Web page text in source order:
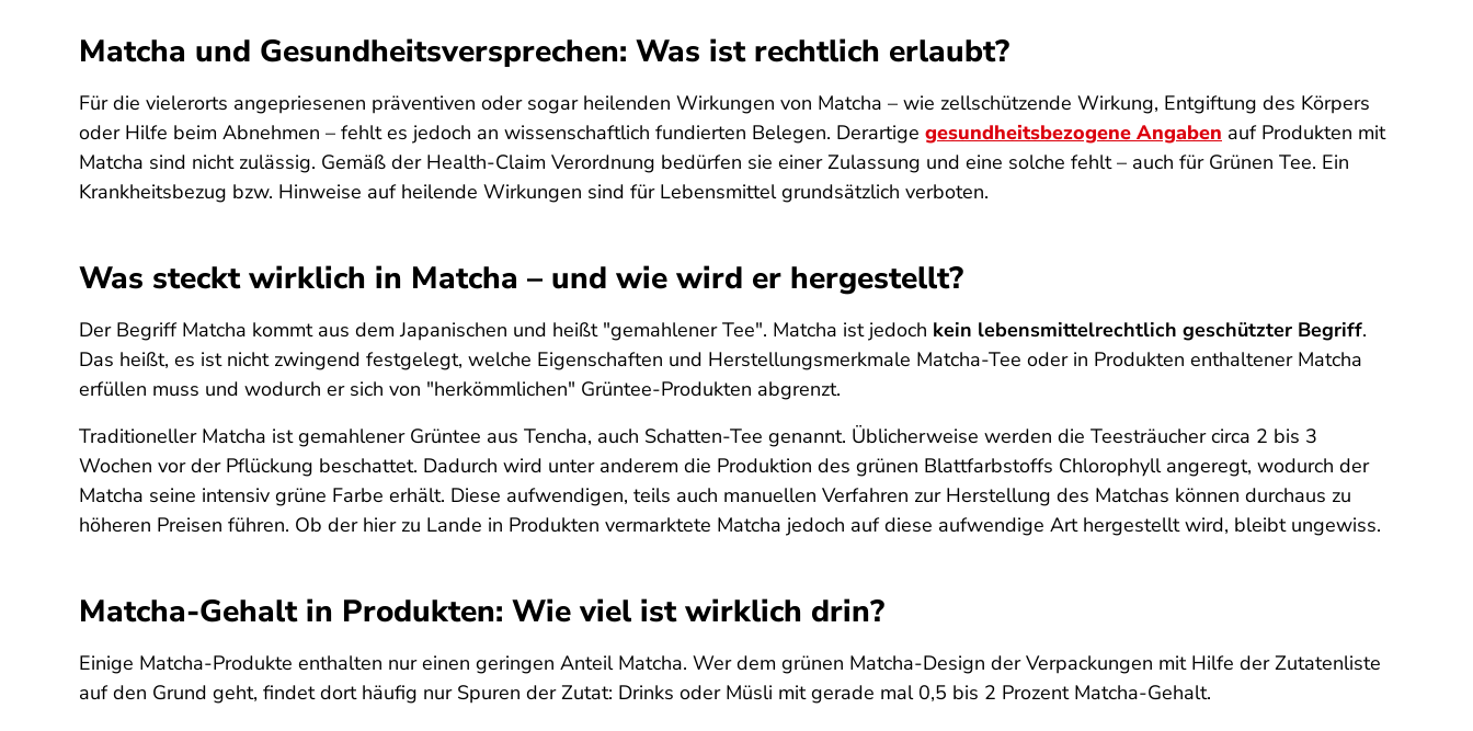
Matcha und Gesundheitsversprechen: Was ist rechtlich erlaubt?
Für die vielerorts angepriesenen präventiven oder sogar heilenden Wirkungen von Matcha – wie zellschützende Wirkung, Entgiftung des Körpers
oder Hilfe beim Abnehmen – fehlt es jedoch an wissenschaftlich fundierten Belegen. Derartige gesundheitsbezogene Angaben auf Produkten mit
Matcha sind nicht zulässig. Gemäß der Health-Claim Verordnung bedürfen sie einer Zulassung und eine solche fehlt – auch für Grünen Tee. Ein
Krankheitsbezug bzw. Hinweise auf heilende Wirkungen sind für Lebensmittel grundsätzlich verboten.
Was steckt wirklich in Matcha – und wie wird er hergestellt?
Der Begriff Matcha kommt aus dem Japanischen und heißt "gemahlener Tee". Matcha ist jedoch kein lebensmittelrechtlich geschützter Begriff.
Das heißt, es ist nicht zwingend festgelegt, welche Eigenschaften und Herstellungsmerkmale Matcha-Tee oder in Produkten enthaltener Matcha
erfüllen muss und wodurch er sich von "herkömmlichen" Grüntee-Produkten abgrenzt.
Traditioneller Matcha ist gemahlener Grüntee aus Tencha, auch Schatten-Tee genannt. Üblicherweise werden die Teesträucher circa 2 bis 3
Wochen vor der Pflückung beschattet. Dadurch wird unter anderem die Produktion des grünen Blattfarbstoffs Chlorophyll angeregt, wodurch der
Matcha seine intensiv grüne Farbe erhält. Diese aufwendigen, teils auch manuellen Verfahren zur Herstellung des Matchas können durchaus zu
höheren Preisen führen. Ob der hier zu Lande in Produkten vermarktete Matcha jedoch auf diese aufwendige Art hergestellt wird, bleibt ungewiss.
Matcha-Gehalt in Produkten: Wie viel ist wirklich drin?
Einige Matcha-Produkte enthalten nur einen geringen Anteil Matcha. Wer dem grünen Matcha-Design der Verpackungen mit Hilfe der Zutatenliste
auf den Grund geht, findet dort häufig nur Spuren der Zutat: Drinks oder Müsli mit gerade mal 0,5 bis 2 Prozent Matcha-Gehalt.